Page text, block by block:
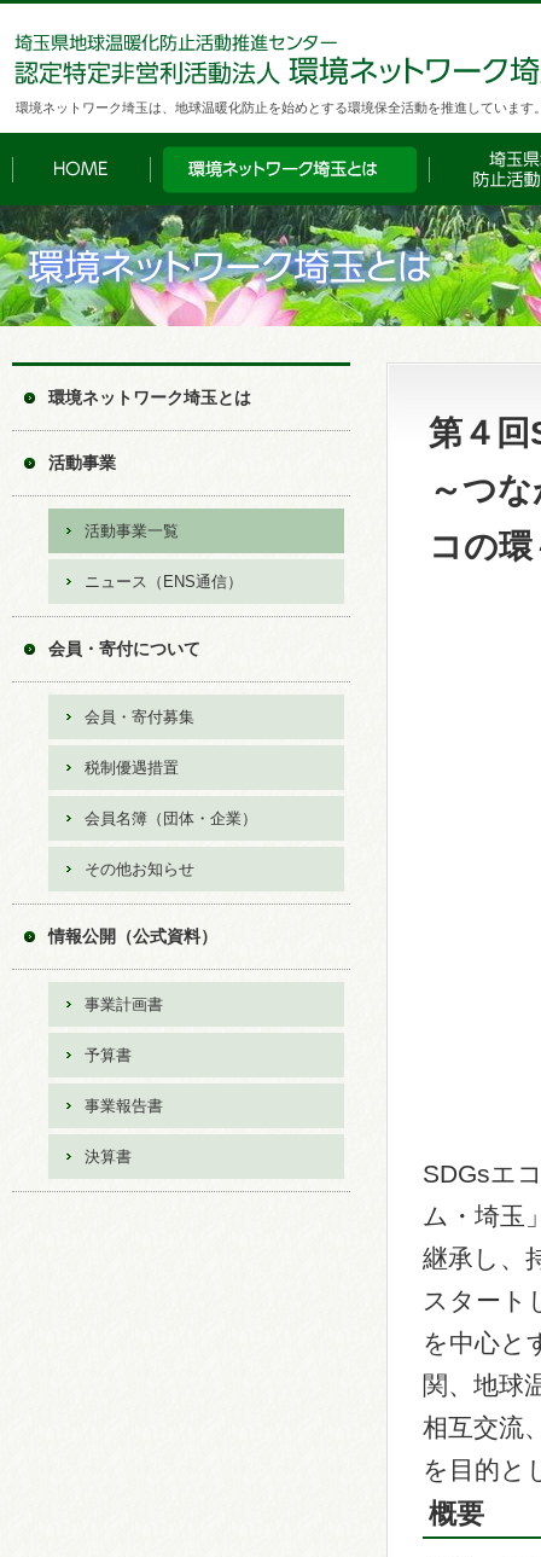
環境ネットワーク埼玉は、地球温暖化防止を始めとする環境保全活動を推進しています
第４
～つ
コの環
SDGsエ
ム・埼玉
継承し、
スタート
を中心と
関、地球
相互交流
を目的と
概要
環境ネットワーク埼玉とは
活動事業
活動事業一覧
ニュース（ENS通信）
会員・寄付について
会員・寄付募集
税制優遇措置
会員名簿（団体・企業）
その他お知らせ
情報公開（公式資料）
事業計画書
予算書
事業報告書
決算書